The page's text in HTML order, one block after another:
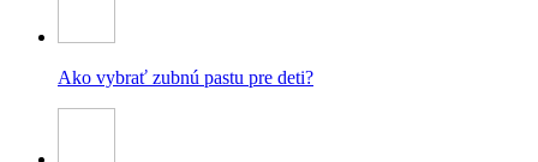
Ako vybrať zubnú pastu pre deti?